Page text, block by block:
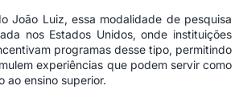
João Luiz, essa modalidade de pesquisa
nos Estados Unidos, onde instituições
programas desse tipo, permitindo
experiências que podem servir como
ao ensino superior.